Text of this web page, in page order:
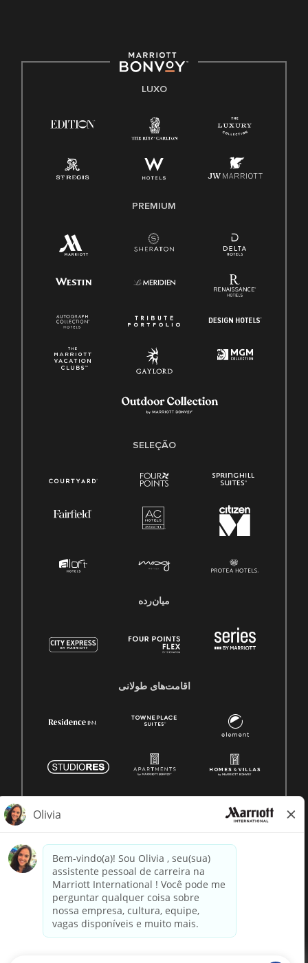
LUXO
PREMIUM
SELEÇÃO
میان‌رده
اقامت‌های طولانی